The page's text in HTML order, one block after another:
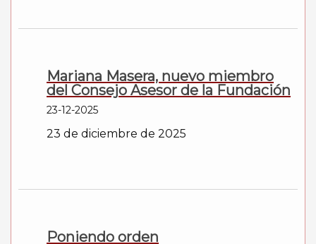
Mariana Masera, nuevo miembro
del Consejo Asesor de la Fundación
23-12-2025
23 de diciembre de 2025
Poniendo orden